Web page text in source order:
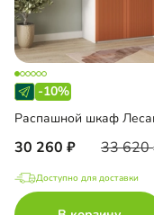
-10%
30 260 33 620
Доступно для доставки